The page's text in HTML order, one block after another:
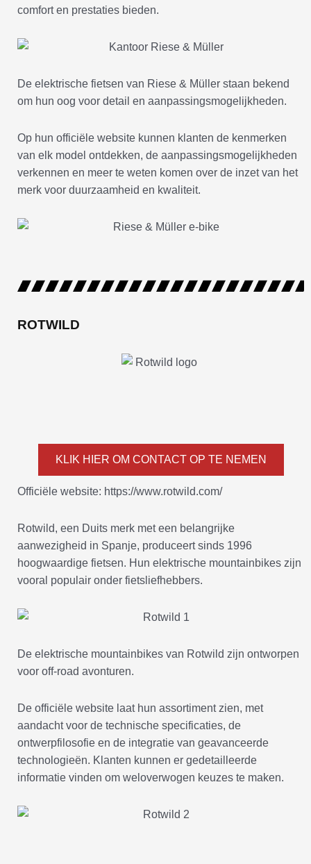
comfort en prestaties bieden.
De elektrische fietsen van Riese & Müller staan bekend
om hun oog voor detail en aanpassingsmogelijkheden.
Op hun officiële website kunnen klanten de kenmerken
van elk model ontdekken, de aanpassingsmogelijkheden
verkennen en meer te weten komen over de inzet van het
merk voor duurzaamheid en kwaliteit.
ROTWILD
KLIK HIER OM CONTACT OP TE NEMEN
Officiële website: https://www.rotwild.com/
Rotwild, een Duits merk met een belangrijke
aanwezigheid in Spanje, produceert sinds 1996
hoogwaardige fietsen. Hun elektrische mountainbikes zijn
vooral populair onder fietsliefhebbers.
De elektrische mountainbikes van Rotwild zijn ontworpen
voor off-road avonturen.
De officiële website laat hun assortiment zien, met
aandacht voor de technische specificaties, de
ontwerpfilosofie en de integratie van geavanceerde
technologieën. Klanten kunnen er gedetailleerde
informatie vinden om weloverwogen keuzes te maken.